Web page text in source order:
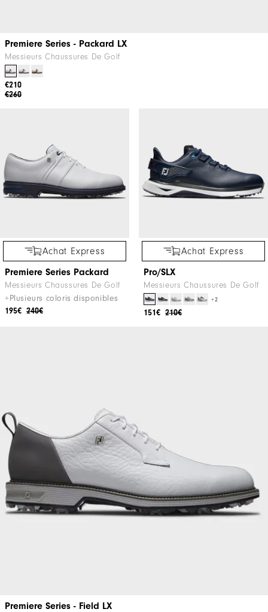
Premiere Series - Packard LX
Messieurs Chaussures De Golf
€210
€260
Achat Express
Premiere Series Packard
Messieurs Chaussures De Golf
+Plusieurs coloris disponibles
240€
195€
Achat Express
Pro/SLX
Messieurs Chaussures De Golf
+2
210€
151€
Premiere Series - Field LX